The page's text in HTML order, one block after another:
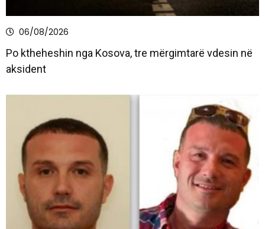
06/08/2026
Po ktheheshin nga Kosova, tre mërgimtarë vdesin në
aksident